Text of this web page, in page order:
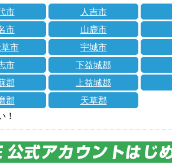
市 人吉市
市 山鹿市
草市 宇城市
市 下益城郡
郡 上益城郡
郡
天草郡
！